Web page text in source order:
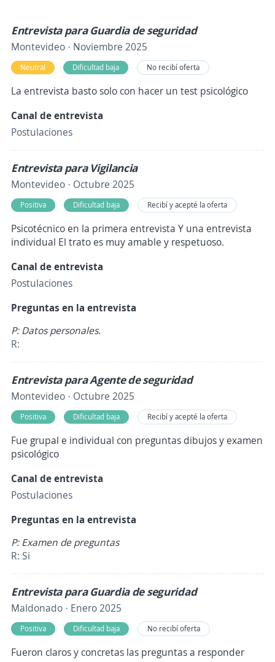
Entrevista para Guardia de seguridad
Montevideo · Noviembre 2025
Neutral Dificultad baja No recibí oferta
La entrevista basto solo con hacer un test psicológico
Canal de entrevista
Postulaciones
Entrevista para Vigilancia
Montevideo · Octubre 2025
Positiva Dificultad baja Recibí y acepté la oferta
Psicotécnico en la primera entrevista Y una entrevista
individual El trato es muy amable y respetuoso.
Canal de entrevista
Postulaciones
Preguntas en la entrevista
P: Datos personales.
R:
Entrevista para Agente de seguridad
Montevideo · Octubre 2025
Positiva Dificultad baja Recibí y acepté la oferta
Fue grupal e individual con preguntas dibujos y examen
psicológico
Canal de entrevista
Postulaciones
Preguntas en la entrevista
P: Examen de preguntas
R: Si
Entrevista para Guardia de seguridad
Maldonado · Enero 2025
Positiva Dificultad baja No recibí oferta
Fueron claros y concretas las preguntas a responder